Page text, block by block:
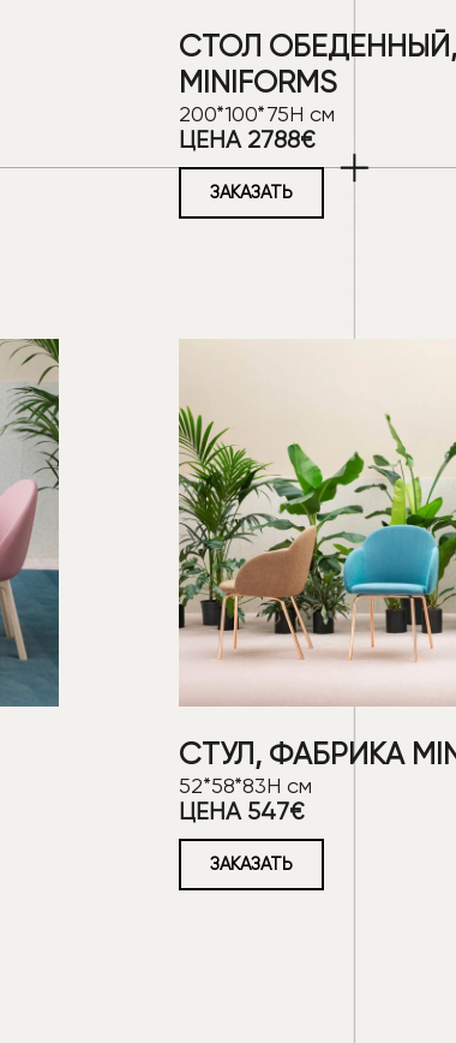
СТОЛ
MINIFORMS
200*100*75H см
ЦЕНА 2788€
ЗАКАЗАТЬ
СТУЛ, ФАБРИКА
52*58*83Н см
ЦЕНА 547€
ЗАКАЗАТЬ